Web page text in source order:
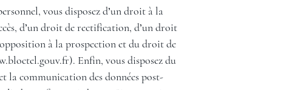
vous disposez d’un droit à la
d’un droit de rectification, d’un droit
à la prospection et du droit de
). Enfin, vous disposez du
la communication des données post-